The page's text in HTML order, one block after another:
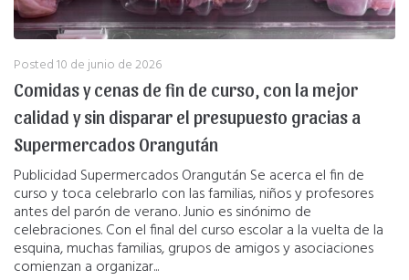
Posted10 de junio de 2026
Comidas y cenas de fin de curso, con la mejor
calidad y sin disparar el presupuesto gracias a
Supermercados Orangután
Publicidad Supermercados Orangután Se acerca el fin de
curso y toca celebrarlo con las familias, niños y profesores
antes del parón de verano. Junio es sinónimo de
celebraciones. Con el final del curso escolar a la vuelta de la
esquina, muchas familias, grupos de amigos y asociaciones
comienzan a organizar...